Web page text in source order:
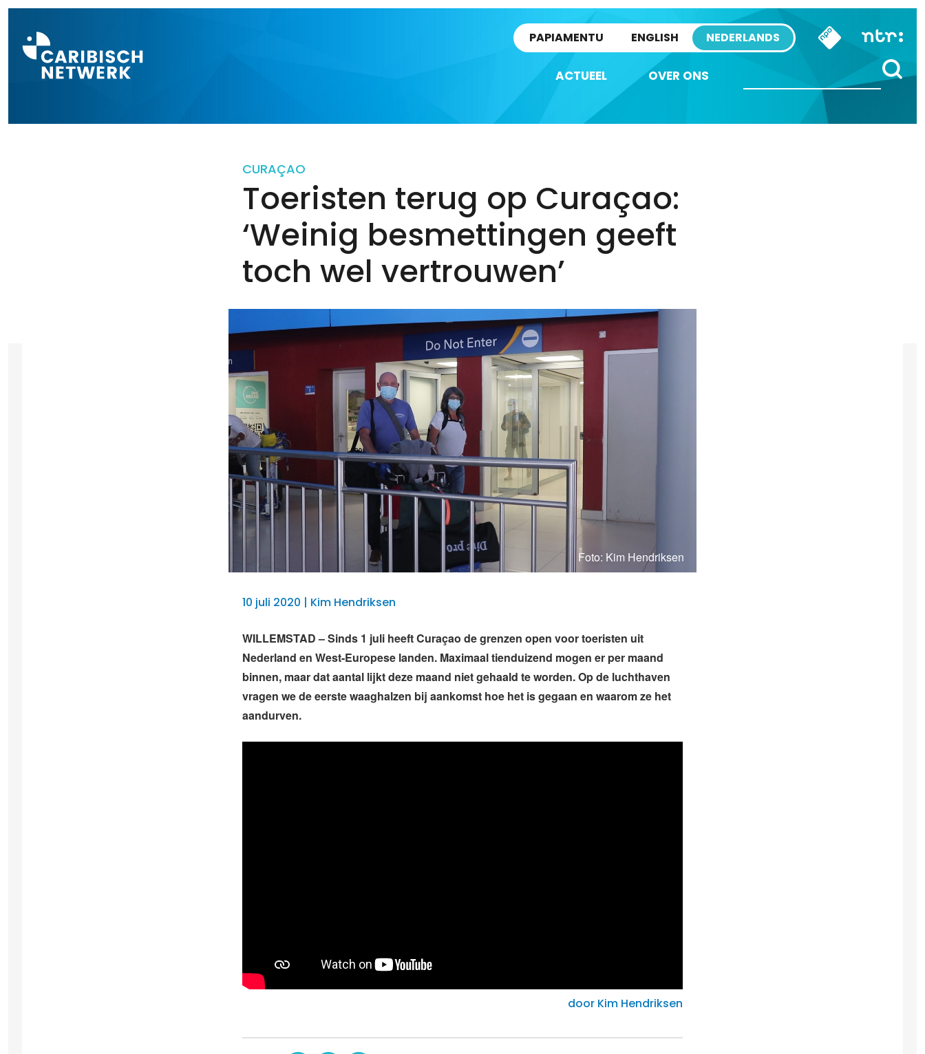
PAPIAMENTU ENGLISH NEDERLANDS
ACTUEEL OVER ONS
CURAÇAO
Toeristen terug op Curaçao:
‘Weinig besmettingen geeft
toch wel vertrouwen’
Foto: Kim Hendriksen
10 juli 2020 | Kim Hendriksen
WILLEMSTAD – Sinds 1 juli heeft Curaçao de grenzen open voor toeristen uit
Nederland en West-Europese landen. Maximaal tienduizend mogen er per maand
binnen, maar dat aantal lijkt deze maand niet gehaald te worden. Op de luchthaven
vragen we de eerste waaghalzen bij aankomst hoe het is gegaan en waarom ze het
aandurven.
door Kim Hendriksen